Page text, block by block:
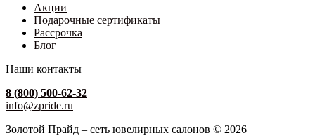
Акции
Подарочные сертификаты
Рассрочка
Блог
Наши контакты
8 (800) 500-62-32
info@zpride.ru
Золотой Прайд – сеть ювелирных салонов © 2026